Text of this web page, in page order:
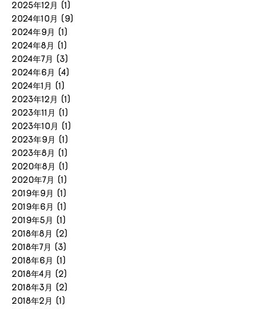
2025年12月 (1)
2024年10月 (9)
2024年9月 (1)
2024年8月 (1)
2024年7月 (3)
2024年6月 (4)
2024年1月 (1)
2023年12月 (1)
2023年11月 (1)
2023年10月 (1)
2023年9月 (1)
2023年8月 (1)
2020年8月 (1)
2020年7月 (1)
2019年9月 (1)
2019年6月 (1)
2019年5月 (1)
2018年8月 (2)
2018年7月 (3)
2018年6月 (1)
2018年4月 (2)
2018年3月 (2)
2018年2月 (1)